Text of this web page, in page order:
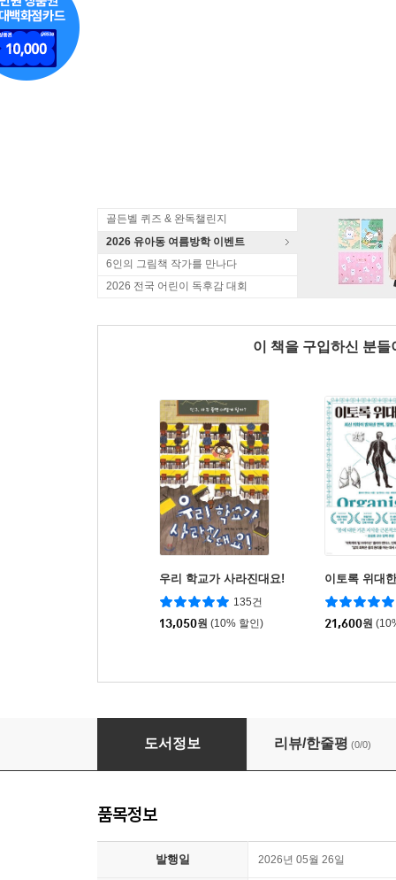
골든벨 퀴즈 & 완독챌린지
2026 유아동 여름방학 이벤트
6인의 그림책 작가를 만나다
2026 전국 어린이 독후감 대회
이 책을 구입하신 분
우리 학교가 사라진대요!
135건
13,050원 (10% 할인)
이토록 위대
21,600원
초등학생 질문 그림책 세트
도서정보 리뷰/한줄평 (0/0)
품목정보
발행일 2026년 05월 26일